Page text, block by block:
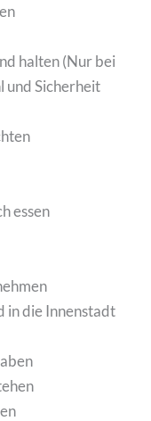
halten (Nur bei
und Sicherheit
essen
in die Innenstadt